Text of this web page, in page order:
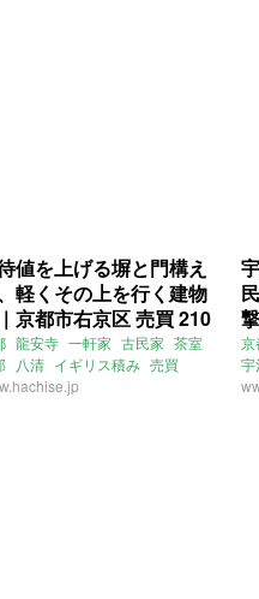
値を上げる塀と門構え
軽くその上を行く建物
京都市右京区 売買 210
龍安寺 一軒家 古民家 茶室
八清 イギリス積み 売買
撃
京
宇